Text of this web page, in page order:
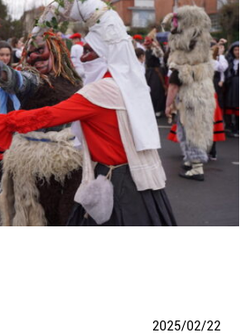
2025/02/22